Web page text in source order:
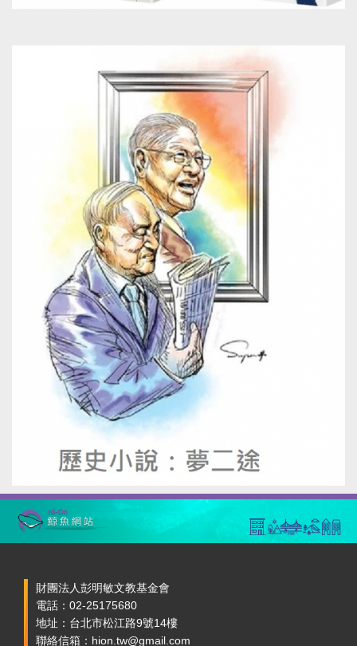
財團法人彭明敏文教基金會
電話：02-25175680
地址：台北市松江路9號14樓
聯絡信箱：hion.tw@gmail.com